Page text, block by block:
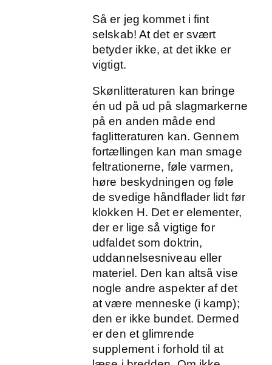
Så er jeg kommet i fint
selskab! At det er svært
betyder ikke, at det ikke er
vigtigt.
Skønlitteraturen kan bringe
én ud på ud på slagmarkerne
på en anden måde end
faglitteraturen kan. Gennem
fortællingen kan man smage
feltrationerne, føle varmen,
høre beskydningen og føle
de svedige håndflader lidt før
klokken H. Det er elementer,
der er lige så vigtige for
udfaldet som doktrin,
uddannelsesniveau eller
materiel. Den kan altså vise
nogle andre aspekter af det
at være menneske (i kamp);
den er ikke bundet. Dermed
er den et glimrende
supplement i forhold til at